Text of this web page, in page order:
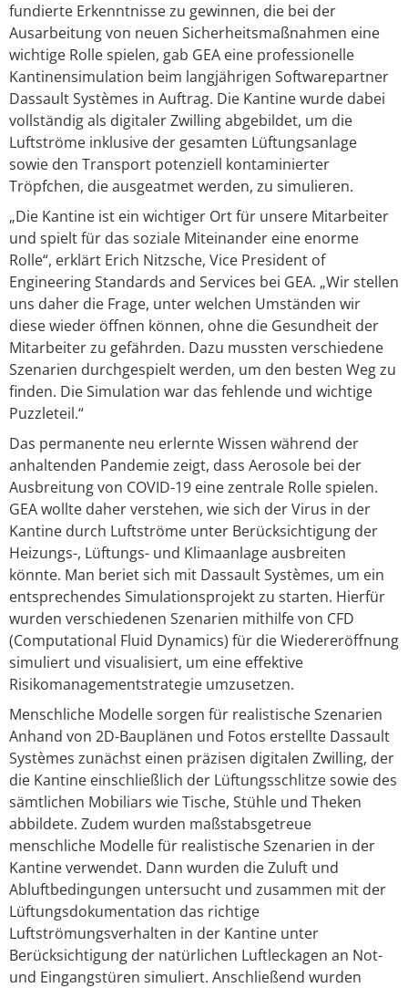
fundierte Erkenntnisse zu gewinnen, die bei der
Ausarbeitung von neuen Sicherheitsmaßnahmen eine
wichtige Rolle spielen, gab GEA eine professionelle
Kantinensimulation beim langjährigen Softwarepartner
Dassault Systèmes in Auftrag. Die Kantine wurde dabei
vollständig als digitaler Zwilling abgebildet, um die
Luftströme inklusive der gesamten Lüftungsanlage
sowie den Transport potenziell kontaminierter
Tröpfchen, die ausgeatmet werden, zu simulieren.
„Die Kantine ist ein wichtiger Ort für unsere Mitarbeiter
und spielt für das soziale Miteinander eine enorme
Rolle“, erklärt Erich Nitzsche, Vice President of
Engineering Standards and Services bei GEA. „Wir stellen
uns daher die Frage, unter welchen Umständen wir
diese wieder öffnen können, ohne die Gesundheit der
Mitarbeiter zu gefährden. Dazu mussten verschiedene
Szenarien durchgespielt werden, um den besten Weg zu
finden. Die Simulation war das fehlende und wichtige
Puzzleteil.“
Das permanente neu erlernte Wissen während der
anhaltenden Pandemie zeigt, dass Aerosole bei der
Ausbreitung von COVID-19 eine zentrale Rolle spielen.
GEA wollte daher verstehen, wie sich der Virus in der
Kantine durch Luftströme unter Berücksichtigung der
Heizungs-, Lüftungs- und Klimaanlage ausbreiten
könnte. Man beriet sich mit Dassault Systèmes, um ein
entsprechendes Simulationsprojekt zu starten. Hierfür
wurden verschiedenen Szenarien mithilfe von CFD
(Computational Fluid Dynamics) für die Wiedereröffnung
simuliert und visualisiert, um eine effektive
Risikomanagementstrategie umzusetzen.
Menschliche Modelle sorgen für realistische Szenarien
Anhand von 2D-Bauplänen und Fotos erstellte Dassault
Systèmes zunächst einen präzisen digitalen Zwilling, der
die Kantine einschließlich der Lüftungsschlitze sowie des
sämtlichen Mobiliars wie Tische, Stühle und Theken
abbildete. Zudem wurden maßstabsgetreue
menschliche Modelle für realistische Szenarien in der
Kantine verwendet. Dann wurden die Zuluft und
Abluftbedingungen untersucht und zusammen mit der
Lüftungsdokumentation das richtige
Luftströmungsverhalten in der Kantine unter
Berücksichtigung der natürlichen Luftleckagen an Not-
und Eingangstüren simuliert. Anschließend wurden